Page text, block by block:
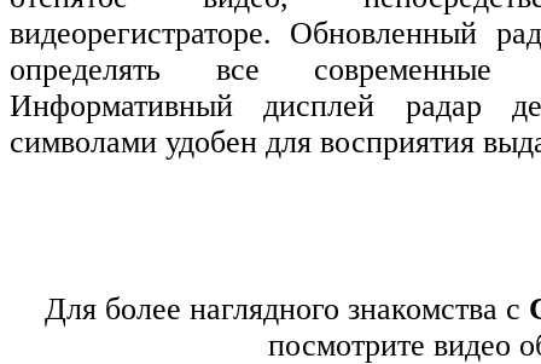
видеорегистраторе. Обновленный
определять все современные
Информативный дисплей радар
символами удобен для восприятия
Для более наглядного знакомства с
посмотрите видео